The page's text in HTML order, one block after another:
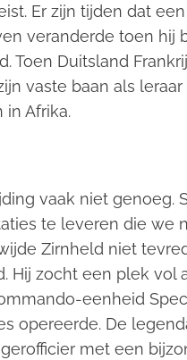
Er zijn tijden dat
veranderde toen
Toen Duitsland
vaste baan als
in Afrika.
vaak niet genoeg.
te leveren die we
Zirnheld niet
Hij zocht een plek vol
eenheid
opereerde. De
met een